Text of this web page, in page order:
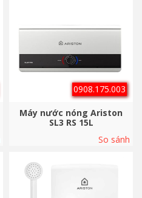
0908.175.003
Máy nước nóng Ariston
SL3 RS 15L
So sánh